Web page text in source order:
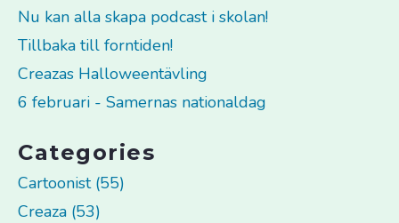
Nu kan alla skapa podcast i skolan!
Tillbaka till forntiden!
Creazas Halloweentävling
6 februari - Samernas nationaldag
Categories
Cartoonist (55)
Creaza (53)